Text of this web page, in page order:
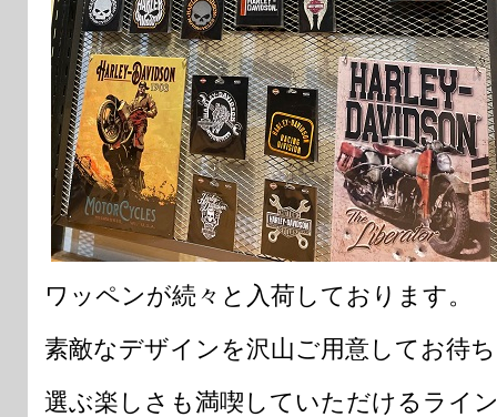
ワッペンが続々と入荷しております。
素敵なデザインを沢山ご用意してお待
選ぶ楽しさも満喫していただけるライ